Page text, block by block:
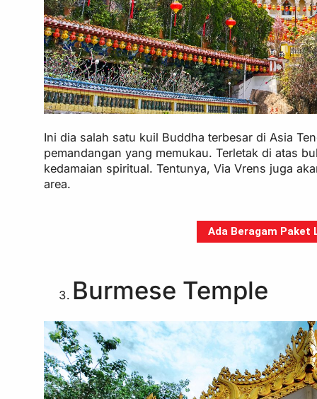
Ini dia salah satu kuil Buddha terbesar di Asia
pemandangan yang memukau. Terletak di atas
kedamaian spiritual. Tentunya, Via Vrens juga
area.
Ada Beragam Paket
Burmese Temple